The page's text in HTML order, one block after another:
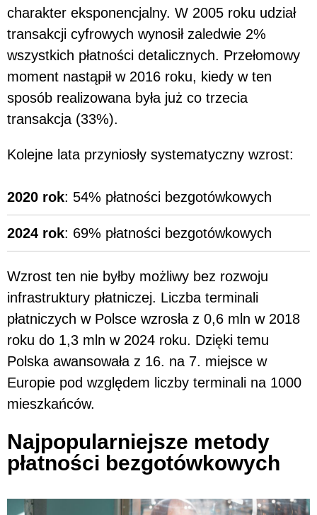
charakter eksponencjalny. W 2005 roku udział
transakcji cyfrowych wynosił zaledwie 2%
wszystkich płatności detalicznych. Przełomowy
moment nastąpił w 2016 roku, kiedy w ten
sposób realizowana była już co trzecia
transakcja (33%).
Kolejne lata przyniosły systematyczny wzrost:
2020 rok: 54% płatności bezgotówkowych
2024 rok: 69% płatności bezgotówkowych
Wzrost ten nie byłby możliwy bez rozwoju
infrastruktury płatniczej. Liczba terminali
płatniczych w Polsce wzrosła z 0,6 mln w 2018
roku do 1,3 mln w 2024 roku. Dzięki temu
Polska awansowała z 16. na 7. miejsce w
Europie pod względem liczby terminali na 1000
mieszkańców.
Najpopularniejsze metody
płatności bezgotówkowych